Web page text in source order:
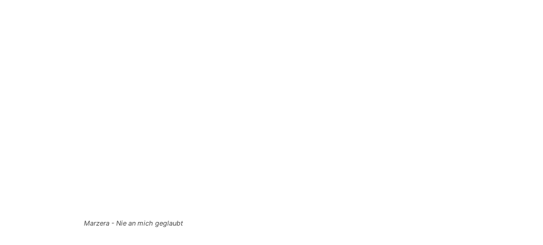
Marzera - Nie an mich geglaubt